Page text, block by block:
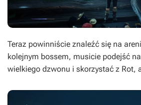
Teraz powinniście znaleźć się na
kolejnym bossem, musicie podejść
wielkiego dzwonu i skorzystać z Rot,